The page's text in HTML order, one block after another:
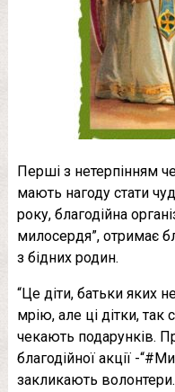
Перші з нетерпінням
мають нагоду стати
року, благодійна
милосердя”, отримає
з бідних родин.
“Це діти, батьки яких
мрію, але ці дітки, так
чекають подарунків.
благодійної акції -
закликають волонтери.